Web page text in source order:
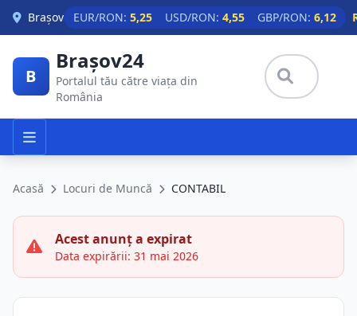
Skip to main content
Brașov EUR/RON: 5,25 USD/RON: 4,55 GBP/RON: 6,12
B
Brașov24
Portalul tău către viața din
România
Acasă Locuri de Muncă CONTABIL
Acest anunț a expirat
Data expirării: 31 mai 2026